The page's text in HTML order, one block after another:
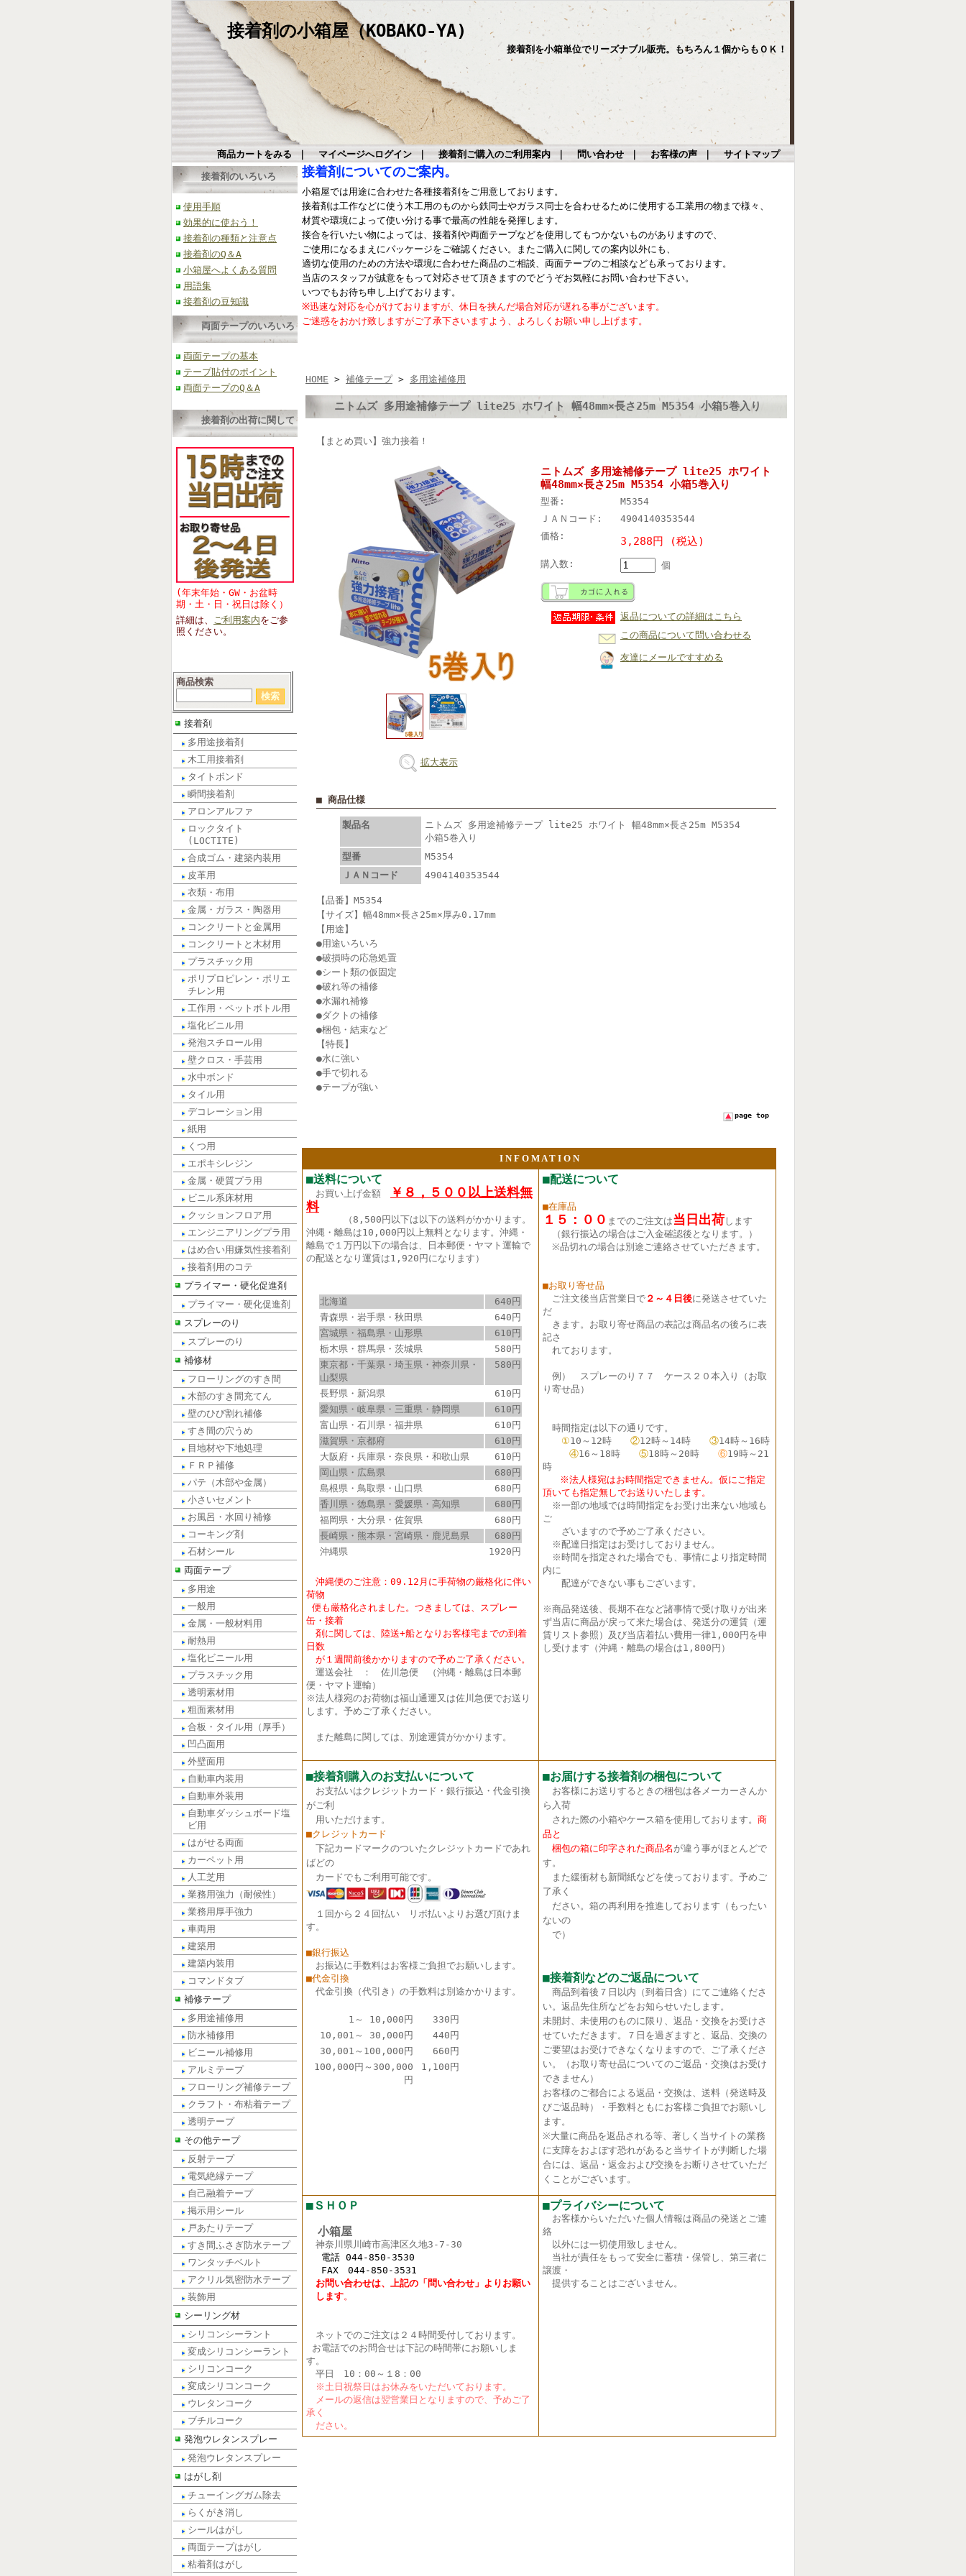
接着剤の小箱屋（KOBAKO-YA)
接着剤を小箱単位でリーズナブル販売。もちろん１個からもＯＫ！
商品カートをみる｜ マイページへログイン｜ 接着剤ご購入のご利用案内｜ 問い合わせ｜ お客様の声｜ サイトマップ
接着剤のいろいろ
使用手順
効果的に使おう！
接着剤の種類と注意点
接着剤のQ＆A
小箱屋へよくある質問
用語集
接着剤の豆知識
両面テープのいろいろ
両面テープの基本
テープ貼付のポイント
両面テープのQ＆A
接着剤の出荷に関して
(年末年始・GW・お盆時
期・土・日・祝日は除く）
詳細は、 ご利用案内をご参
照くださ い。
商品検索
接着剤
多用途接着剤
木工用接着剤
タイトボンド
瞬間接着剤
アロンアルファ
ロックタイト
(LOCTITE)
合成ゴム・建築内装用
皮革用
衣類・布用
金属・ガラス・陶器用
コンクリートと金属用
コンクリートと木材用
プラスチック用
ポリプロピレン・ポリエ
チレン用
工作用・ペットボトル用
塩化ビニル用
発泡スチロール用
壁クロス・手芸用
水中ボンド
タイル用
デコレーション用
紙用
くつ用
エポキシレジン
金属・硬質プラ用
ビニル系床材用
クッションフロア用
エンジニアリングプラ用
はめ合い用嫌気性接着剤
接着剤用のコテ
プライマー・硬化促進剤
プライマー・硬化促進剤
スプレーのり
スプレーのり
補修材
フローリングのすき間
木部のすき間充てん
壁のひび割れ補修
すき間の穴うめ
目地材や下地処理
ＦＲＰ補修
パテ（木部や金属）
小さいセメント
お風呂・水回り補修
コーキング剤
石材シール
両面テープ
多用途
一般用
金属・一般材料用
耐熱用
塩化ビニール用
プラスチック用
透明素材用
粗面素材用
合板・タイル用（厚手）
凹凸面用
外壁面用
自動車内装用
自動車外装用
自動車ダッシュボード塩
ビ用
はがせる両面
カーペット用
人工芝用
業務用強力（耐候性）
業務用厚手強力
車両用
建築用
建築内装用
コマンドタブ
補修テープ
多用途補修用
防水補修用
ビニール補修用
アルミテープ
フローリング補修テープ
クラフト・布粘着テープ
透明テープ
その他テープ
反射テープ
電気絶縁テープ
自己融着テープ
掲示用シール
戸あたりテープ
すき間ふさぎ防水テープ
ワンタッチベルト
アクリル気密防水テープ
装飾用
シーリング材
シリコンシーラント
変成シリコンシーラント
シリコンコーク
変成シリコンコーク
ウレタンコーク
ブチルコーク
発泡ウレタンスプレー
発泡ウレタンスプレー
はがし剤
チューイングガム除去
らくがき消し
シールはがし
両面テープはがし
粘着剤はがし
接着剤についてのご案内。
小箱屋では用途に合わせた各種接着剤をご用意しております。
接着剤は工作などに使う木工用のものから鉄同士やガラス同士を合わせるために使用する工業用の物まで様々、
材質や環境によって使い分ける事で最高の性能を発揮します。
接合を行いたい物によっては、接着剤や両面テープなどを使用してもつかないものがありますので、
ご使用になるまえにパッケージをご確認ください。またご購入に関しての案内以外にも、
適切な使用のための方法や環境に合わせた商品のご相談、両面テープのご相談なども承っております。
当店のスタッフが誠意をもって対応させて頂きますのでどうぞお気軽にお問い合わせ下さい。
いつでもお待ち申し上げております。
※迅速な対応を心がけておりますが、休日を挟んだ場合対応が遅れる事がございます。
ご迷惑をおかけ致しますがご了承下さいますよう、よろしくお願い申し上げます。
HOME > 補修テープ> 多用途補修用
ニトムズ 多用途補修テープ lite25 ホワイト 幅48mm×長さ25m M5354 小箱5巻入り
【まとめ買い】強力接着！
拡大表示
ニトムズ 多用途補修テープ lite25 ホワイト
幅48mm×長さ25m M5354 小箱5巻入り
型番:
M5354
ＪＡＮコード:
4904140353544
価格:
3,288円 (税込)
購入数: 個
返品についての詳細はこちら
この商品について問い合わせる
友達にメールですすめる
■ 商品仕様
製品名
ニトムズ 多用途補修テープ lite25 ホワイト 幅48mm×長さ25m M5354
小箱5巻入り
型番
M5354
ＪＡＮコード
4904140353544
【品番】M5354
【サイズ】幅48mm×長さ25m×厚み0.17mm
【用途】
●用途いろいろ
●破損時の応急処置
●シート類の仮固定
●破れ等の補修
●水漏れ補修
●ダクトの補修
●梱包・結束など
【特長】
●水に強い
●手で切れる
●テープが強い
page top
I N F O M A T I O N
■送料について
お買い上げ金額
￥８，５００以上送料無
料
（8,500円以下は以下の送料がかかります。
沖縄・離島は10,000円以上無料となります。沖縄・
離島で１万円以下の場合は、日本郵便・ヤマト運輸で
の配送となり運賃は1,920円になります）
北海道
640円
青森県・岩手県・秋田県
640円
宮城県・福島県・山形県
610円
栃木県・群馬県・茨城県
580円
東京都・千葉県・埼玉県・神奈川県・
山梨県
580円
長野県・新潟県
610円
愛知県・岐阜県・三重県・静岡県
610円
富山県・石川県・福井県
610円
滋賀県・京都府
610円
大阪府・兵庫県・奈良県・和歌山県
610円
岡山県・広島県
680円
島根県・鳥取県・山口県
680円
香川県・徳島県・愛媛県・高知県
680円
福岡県・大分県・佐賀県
680円
長崎県・熊本県・宮崎県・鹿児島県
680円
沖縄県
1920円
沖縄便のご注意：09.12月に手荷物の厳格化に伴い
荷物
便も厳格化されました。つきましては、スプレー
缶・接着
剤に関しては、陸送+船となりお客様宅までの到着
日数
が１週間前後かかりますので予めご了承ください。
運送会社 ： 佐川急便 （沖縄・離島は日本郵
便・ヤマト運輸）
※法人様宛のお荷物は福山通運又は佐川急便でお送り
します。予めご了承ください。
また離島に関しては、別途運賃がかかります。
■配送について
■在庫品
１５：００ までのご注文は当日出荷 します
（銀行振込の場合はご入金確認後となります。）
※品切れの場合は別途ご連絡させていただきます。
■お取り寄せ品
ご注文後当店営業日で ２～４日後に発送させていた
だ
きます。お取り寄せ商品の表記は商品名の後ろに表
記さ
れております。
例） スプレーのり７７ ケース２０本入り（お取
り寄せ品）
時間指定は以下の通りです。
①10～12時 ②12時～14時 ③14時～16時
④16～18時 ⑤18時～20時 ⑥19時～21
時
※法人様宛はお時間指定できません。仮にご指定
頂いても指定無しでお送りいたします。
※一部の地域では時間指定をお受け出来ない地域も
ご
ざいますので予めご了承ください。
※配達日指定はお受けしておりません。
※時間を指定された場合でも、事情により指定時間
内に
配達ができない事もございます。
※商品発送後、長期不在など諸事情で受け取りが出来
ず当店に商品が戻って来た場合は、発送分の運賃（運
賃リスト参照）及び当店着払い費用一律1,000円を申
し受けます（沖縄・離島の場合は1,800円）
■接着剤購入のお支払いについて
お支払いはクレジットカード・銀行振込・代金引換
がご利
用いただけます。
■クレジットカード
下記カードマークのついたクレジットカードであれ
ばどの
カードでもご利用可能です。
１回から２４回払い リボ払いよりお選び頂けま
す。
■銀行振込
お振込に手数料はお客様ご負担でお願いします。
■代金引換
代金引換（代引き）の手数料は別途かかります。
1～ 10,000円
330円
10,001～ 30,000円
440円
30,001～100,000円
660円
100,000円～300,000
円
1,100円
■お届けする接着剤の梱包について
お客様にお送りするときの梱包は各メーカーさんか
ら入荷
された際の小箱やケース箱を使用しております。 商
品と
梱包の箱に印字された商品名 が違う事がほとんどで
す。
また緩衝材も新聞紙などを使っております。予めご
了承く
ださい。箱の再利用を推進しております（もったい
ないの
で）
■接着剤などのご返品について
商品到着後７日以内（到着日含）にてご連絡くださ
い。返品先住所などをお知らせいたします。
未開封、未使用のものに限り、返品・交換をお受けさ
せていただきます。７日を過ぎますと、返品、交換の
ご要望はお受けできなくなりますので、ご了承くださ
い。（お取り寄せ品についてのご返品・交換はお受け
できません）
お客様のご都合による返品・交換は、送料（発送時及
びご返品時）・手数料ともにお客様ご負担でお願いし
ます。
※大量に商品を返品される等、著しく当サイトの業務
に支障をおよぼす恐れがあると当サイトが判断した場
合には、返品・返金および交換をお断りさせていただ
くことがございます。
■ＳＨＯＰ
小箱屋
神奈川県川崎市高津区久地3-7-30
電話 044-850-3530
FAX 044-850-3531
お問い合わせは、上記の「問い合わせ」よりお願い
し ます。
ネットでのご注文は２４時間受付しております。
お電話でのお問合せは下記の時間帯にお願いしま
す。
平日 10：00～１8：00
※土日祝祭日はお休みをいただいております。
メールの返信は翌営業日となりますので、予めご了
承く
ださい。
■プライバシーについて
お客様からいただいた個人情報は商品の発送とご連
絡
以外には一切使用致しません。
当社が責任をもって安全に蓄積・保管し、第三者に
譲渡・
提供することはございません。